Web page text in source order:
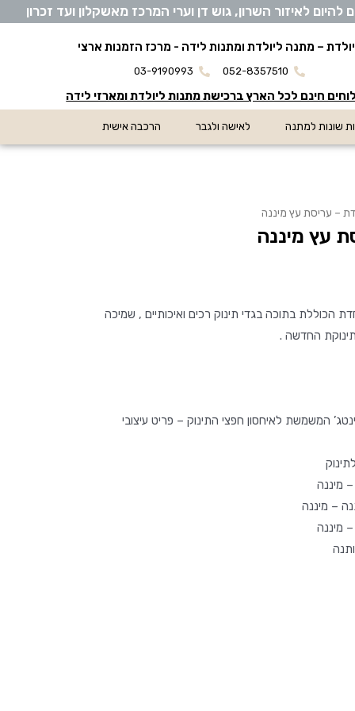
לאיזור השרון, גוש דן וערי המרכז מאשקלון ועד זכרון
– מתנה ליולדת ומתנות לידה - מרכז הזמנות ארצי
052-8357510
03-9190993
חינם לכל הארץ ברכישת מתנות ליולדת ומארזי לידה
שונות למתנה לאישה ולגבר הרכבה אישית
– עריסת עץ מיננה
עץ מיננה
הכוללת בתוכה בגדי תינוק רכים ואיכותיים , שמיכה
החדשה .
המשמשת לאיחסון חפצי התינוק – פריט עיצובי